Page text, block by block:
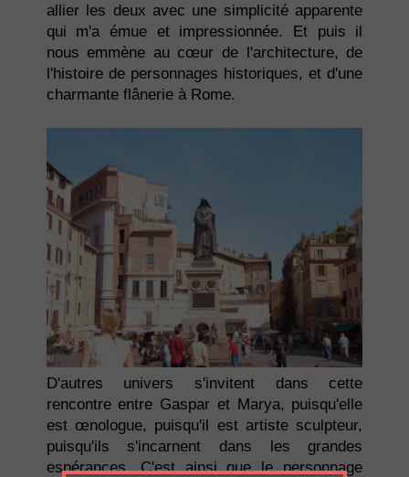
allier les deux avec une simplicité apparente
qui m'a émue et impressionnée. Et puis il
nous emmène au cœur de l'architecture, de
l'histoire de personnages historiques, et d'une
charmante flânerie à Rome.
D'autres univers s'invitent dans cette
rencontre entre Gaspar et Marya, puisqu'elle
est œnologue, puisqu'il est artiste sculpteur,
puisqu'ils s'incarnent dans les grandes
espérances. C'est ainsi que le personnage